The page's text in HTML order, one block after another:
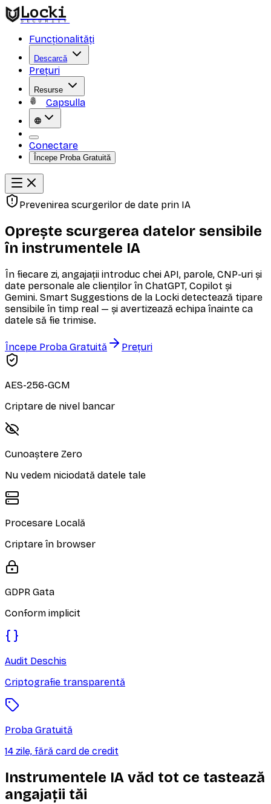
Locki
SECURITY
Funcționalități
Descarcă
Prețuri
Resurse
Capsulla
Conectare
Începe Proba Gratuită
Prevenirea scurgerilor de date prin IA
Oprește scurgerea datelor sensibile
în instrumentele IA
În fiecare zi, angajații introduc chei API, parole, CNP-uri și
date personale ale clienților în ChatGPT, Copilot și
Gemini. Smart Suggestions de la Locki detectează tipare
sensibile în timp real — și avertizează echipa înainte ca
datele să fie trimise.
Începe Proba Gratuită Prețuri
AES-256-GCM
Criptare de nivel bancar
Cunoaștere Zero
Nu vedem niciodată datele tale
Procesare Locală
Criptare în browser
GDPR Gata
Conform implicit
Audit Deschis
Criptografie transparentă
Proba Gratuită
14 zile, fără card de credit
Instrumentele IA văd tot ce tastează
angajații tăi